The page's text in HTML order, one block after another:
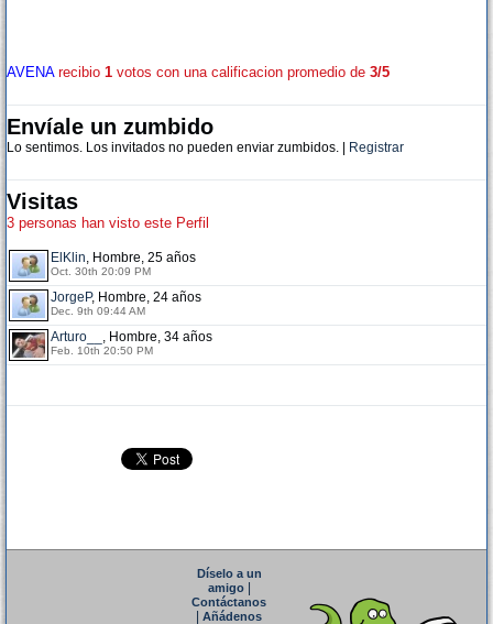
AVENArecibio 1 votos con una calificacion promedio de 3/5
Envíale un zumbido
Lo sentimos. Los invitados no pueden enviar zumbidos. | Registrar
Visitas
3 personas han visto este Perfil
ElKlin, Hombre, 25 años
Oct. 30th 20:09 PM
JorgeP, Hombre, 24 años
Dec. 9th 09:44 AM
Arturo__ , Hombre, 34 años
Feb. 10th 20:50 PM
Díselo a un
amigo|
Contáctanos
Añádenos